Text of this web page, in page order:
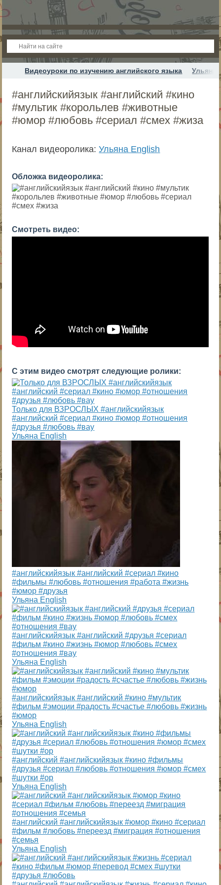
Видеоуроки по изучению английского языка Ульяна
#английскийязык #английский #кино
#мультик #корольлев #животные
#юмор #любовь #сериал #смех #жиза
Канал видеоролика:Ульяна English
Обложка видеоролика:
Смотреть видео:
С этим видео смотрят следующие ролики:
Только для ВЗРОСЛЫХ #английскийязык
#английский #сериал #кино #юмор #отношения
#друзья #любовь #вау
Ульяна English
#английскийязык #английский #сериал #кино
#фильмы #любовь #отношения #работа #жизнь
#юмор #друзья
Ульяна English
#английскийязык #английский #друзья #сериал
#фильм #кино #жизнь #юмор #любовь #смех
#отношения #вау
Ульяна English
#английскийязык #английский #кино #мультик
#фильм #эмоции #радость #счастье #любовь #жизнь
#юмор
Ульяна English
#английский #английскийязык #кино #фильмы
#друзья #сериал #любовь #отношения #юмор #смех
#шутки #ор
Ульяна English
#английский #английскийязык #юмор #кино #сериал
#фильм #любовь #переезд #миграция #отношения
#семья
Ульяна English